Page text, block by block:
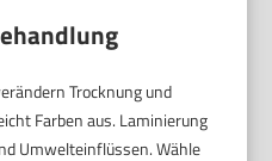
Trocknung und
Farben aus. Laminierung
Umwelteinflüssen. Wähle